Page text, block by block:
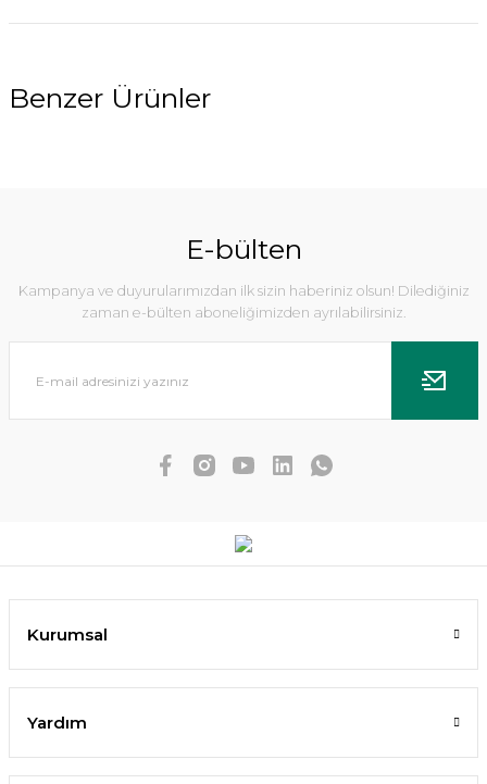
Benzer Ürünler
Fittonia argyronanta İTHAL BUKET
178,53 TL
E-bülten
Kampanya ve duyurularımızdan ilk sizin haberiniz olsun! Dilediğiniz
zaman e-bülten aboneliğimizden ayrılabilirsiniz.
Kurumsal
Yardım